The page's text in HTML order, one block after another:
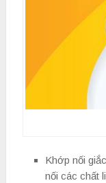
Khớp nối
nối các chất